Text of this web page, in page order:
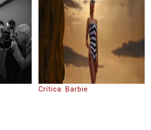
Crítica: Barbie